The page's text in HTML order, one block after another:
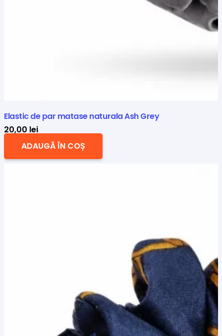
Elastic de par matase naturala Ash Grey
20,00 lei
ADAUGĂ ÎN COȘ